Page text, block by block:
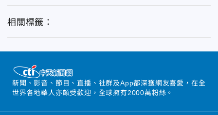
相關標籤：
新聞、影音、節目、直播、社群及App都深獲網友喜愛，在全
世界各地華人亦頗受歡迎，全球擁有2000萬粉絲。